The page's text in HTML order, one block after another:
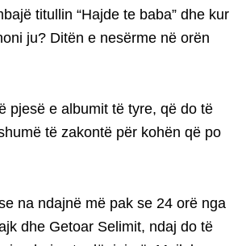
titullin “Hajde te baba” dhe kur
ju? Ditën e nesërme në orën
pjesë e albumit të tyre, që do të
të zakontë për kohën që po
na ndajnë më pak se 24 orë nga
dhe Getoar Selimit, ndaj do të